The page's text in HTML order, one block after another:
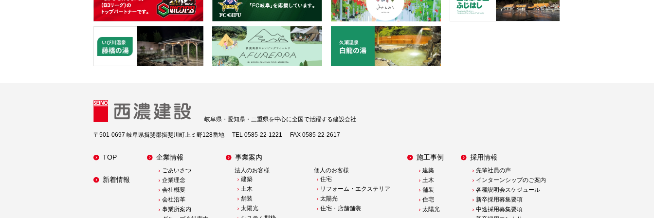
岐阜県・愛知県・三重県を中心に全国で活躍する建設会社
〒501-0697 岐阜県揖斐郡揖斐川町上ミ野128番地 TEL 0585-22-1221 FAX 0585-22-2617
TOP
新着情報
企業情報
ごあいさつ
企業理念
会社概要
会社沿革
事業所案内
事業案内
法人のお客様
建築
土木
舗装
太陽光
個人のお客様
住宅
リフォーム・エクステリア
太陽光
住宅・店舗舗装
施工事例
建築
土木
舗装
住宅
太陽光
採用情報
先輩社員の声
インターンシップのご案内
各種説明会スケジュール
新卒採用募集要項
中途採用募集要項